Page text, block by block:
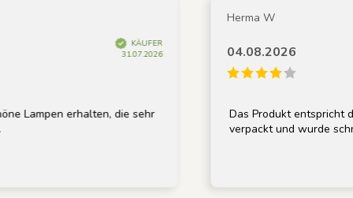
KÄUFER
31.07.2026
erhalten, die sehr
Herma W
04.08.2026
Das Produkt entspricht der
verpackt und wurde schnell